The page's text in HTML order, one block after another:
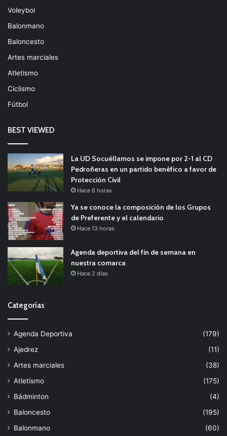
Voleybol
Balonmano
Baloncesto
Artes marciales
Atletismo
Ciclismo
Fútbol
BEST VIEWED
La UD Socuéllamos se impone por 2-1 al CD
Pedroñeras en un partido benéfico a favor de
Protección Civil
Hace 6 horas
Ya se conoce la composición de los Grupos
de Preferente y el calendario
Hace 13 horas
Agenda deportiva del fin de semana en
nuestra comarca
Hace 2 días
Categorías
Agenda Deportiva
(179)
Ajedrez
(11)
Artes marciales
(38)
Atletismo
(175)
Bádminton
(4)
Baloncesto
(195)
Balonmano
(60)